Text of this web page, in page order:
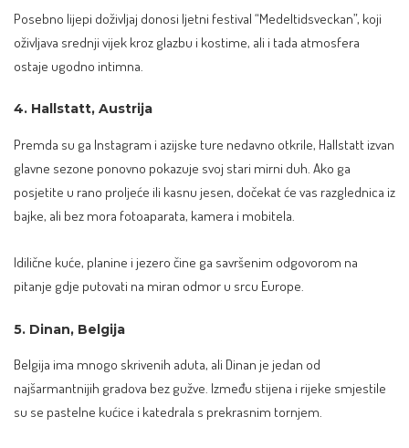
Posebno lijepi doživljaj donosi ljetni festival “Medeltidsveckan”, koji
oživljava srednji vijek kroz glazbu i kostime, ali i tada atmosfera
ostaje ugodno intimna.
4. Hallstatt, Austrija
Premda su ga Instagram i azijske ture nedavno otkrile, Hallstatt izvan
glavne sezone ponovno pokazuje svoj stari mirni duh. Ako ga
posjetite u rano proljeće ili kasnu jesen, dočekat će vas razglednica iz
bajke, ali bez mora fotoaparata, kamera i mobitela.
Idilične kuće, planine i jezero čine ga savršenim odgovorom na
pitanje gdje putovati na miran odmor u srcu Europe.
5. Dinan, Belgija
Belgija ima mnogo skrivenih aduta, ali Dinan je jedan od
najšarmantnijih gradova bez gužve. Između stijena i rijeke smjestile
su se pastelne kućice i katedrala s prekrasnim tornjem.